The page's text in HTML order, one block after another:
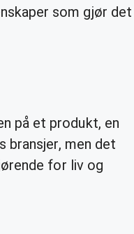
som gjør det
på et produkt, en
bransjer, men det
for liv og